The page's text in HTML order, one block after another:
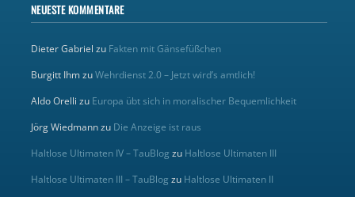
NEUESTE KOMMENTARE
Dieter Gabriel zu Fakten mit Gänsefüßchen
Burgitt IhmzuWehrdienst 2.0 – Jetzt wird’s amtlich!
Aldo Orelli zu Europa übt sich in moralischer Bequemlichkeit
Jörg Wiedmannzu Die Anzeige ist raus
Haltlose Ultimaten IV – TauBlog zu Haltlose Ultimaten III
Haltlose Ultimaten III – TauBlog zu Haltlose Ultimaten II